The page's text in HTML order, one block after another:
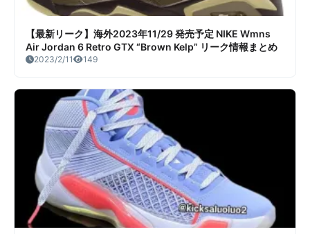
【最新リーク】海外2023年11/29 発売予定 NIKE Wmns
Air Jordan 6 Retro GTX “Brown Kelp” リーク情報まとめ
2023/2/11 149